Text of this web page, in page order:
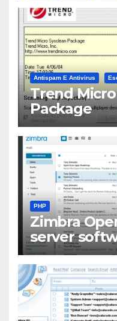
Antispam E Antivirus
Trend
Package
PHP
Zimbra
server